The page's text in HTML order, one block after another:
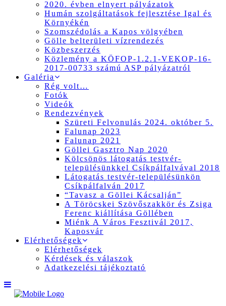
2020. évben elnyert pályázatok
Humán szolgáltatások fejlesztése Igal és
Környékén
Szomszédolás a Kapos völgyében
Gölle belterületi vízrendezés
Közbeszerzés
Közlemény a KÖFOP-1.2.1-VEKOP-16-
2017-00733 számú ASP pályázatról
Galéria
Rég volt…
Fotók
Videók
Rendezvények
Szüreti Felvonulás 2024. október 5.
Falunap 2023
Falunap 2021
Göllei Gasztro Nap 2020
Kölcsönös látogatás testvér-
településünkkel Csíkpálfalvával 2018
Látogatás testvér-településünkön
Csíkpálfalván 2017
“Tavasz a Göllei Kácsalján”
A Töröcskei Szövőszakkör és Zsiga
Ferenc kiállítása Göllében
Miénk A Város Fesztivál 2017,
Kaposvár
Elérhetőségek
Elérhetőségek
Kérdések és válaszok
Adatkezelési tájékoztató